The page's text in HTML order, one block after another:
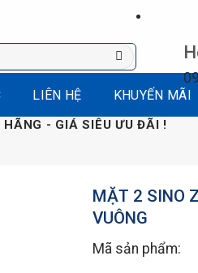
- GIÁ SIÊU ƯU ĐÃI !
LIÊN HỆ KHUYẾN MÃI
MẶT 2 SINO
VUÔNG
Mã sản phẩm: